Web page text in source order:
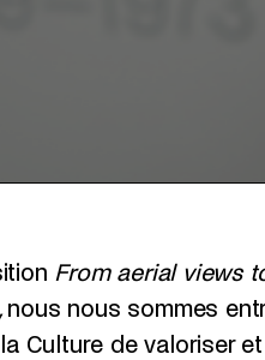
From aerial views
nous nous sommes
Culture de valoriser